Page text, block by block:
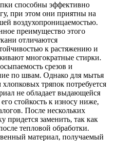
способны эффективно
при этом они приятны на
воздухопроницаемостью.
преимущество этого
отличаются
к растяжению и
многократные стирки.
срезов и
по швам. Однако для мытья
тряпок потребуется
не обладает выдающейся
стойкость к износу ниже,
После нескольких
придется заменить, так как
тепловой обработки.
материал, получаемый